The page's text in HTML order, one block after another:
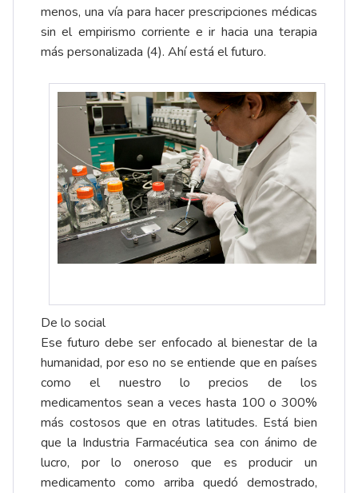
menos, una vía para hacer prescripciones médicas
sin el empirismo corriente e ir hacia una terapia
más personalizada (4). Ahí está el futuro.
De lo social
Ese futuro debe ser enfocado al bienestar de la
humanidad, por eso no se entiende que en países
como el nuestro lo precios de los
medicamentos sean a veces hasta 100 o 300%
más costosos que en otras latitudes. Está bien
que la Industria Farmacéutica sea con ánimo de
lucro, por lo oneroso que es producir un
medicamento como arriba quedó demostrado,